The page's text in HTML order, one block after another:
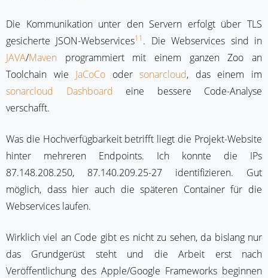
Die Kommunikation unter den Servern erfolgt über TLS
gesicherte JSON-Webservices11 . Die Webservices sind in
JAVA/Maven programmiert mit einem ganzen Zoo an
Toolchain wie JaCoCo odersonarcloud, das einem im
sonarcloud Dashboard eine bessere Code-Analyse
verschafft.
Was die Hochverfügbarkeit betrifft liegt die Projekt-Website
hinter mehreren Endpoints. Ich konnte die IPs
87.148.208.250, 87.140.209.25-27 identifizieren. Gut
möglich, dass hier auch die späteren Container für die
Webservices laufen.
Wirklich viel an Code gibt es nicht zu sehen, da bislang nur
das Grundgerüst steht und die Arbeit erst nach
Veröffentlichung des Apple/Google Frameworks beginnen